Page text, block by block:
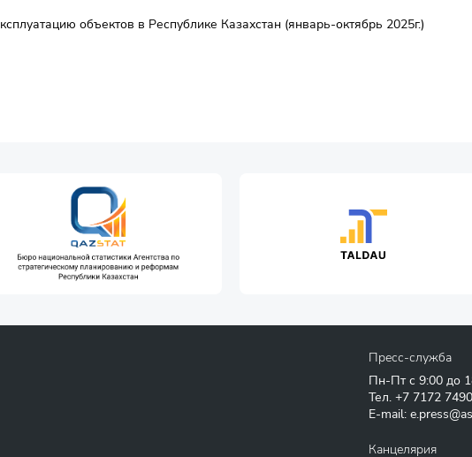
объектов в Республике Казахстан (январь-октябрь 2025г.)
Пресс-служба
Пн-Пт с 9:00 до
Тел. +7 7172
E-mail:
Канцелярия